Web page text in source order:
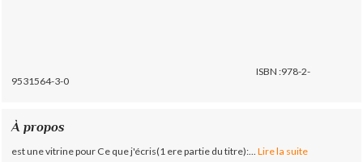
ISBN :978-2-
9531564-3-0
À propos
est une vitrine pour Ce que j'écris(1 ere partie du titre):... Lire la suite